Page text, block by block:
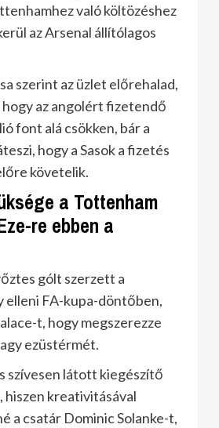
való költözéshez
az Arsenal állítólagos
szerint az üzlet előrehalad,
az angolért fizetendő
font alá csökken, bár a
hogy a Sasok a fizetés
követelik.
a Tottenham
re ebben a
gólt szerzett a
elleni FA-kupa-döntőben,
t, hogy megszerezze
ezüstérmét.
szívesen látott kiegészítő
hiszen kreativitásával
a csatár Dominic Solanke-t,